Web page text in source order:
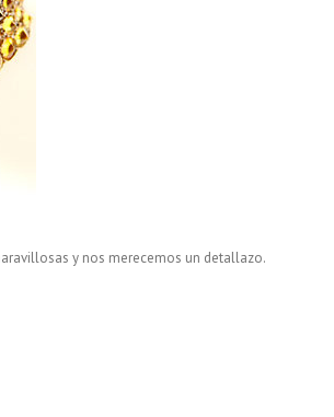
y nos merecemos un detallazo.